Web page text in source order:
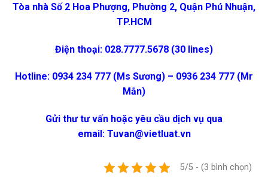
Tòa nhà Số 2 Hoa Phượng, Phường 2, Quận Phú Nhuận,
TP.HCM
Điện thoại: 028.7777.5678 (30 lines)
Hotline: 0934 234 777 (Ms Sương) – 0936 234 777 (Mr
Mẫn)
Gửi thư tư vấn hoặc yêu cầu dịch vụ qua
email: Tuvan@vietluat.vn
5/5 - (3 bình chọn)